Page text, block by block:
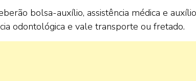
bolsa-auxílio, assistência médica e
odontológica e vale transporte ou fretado.